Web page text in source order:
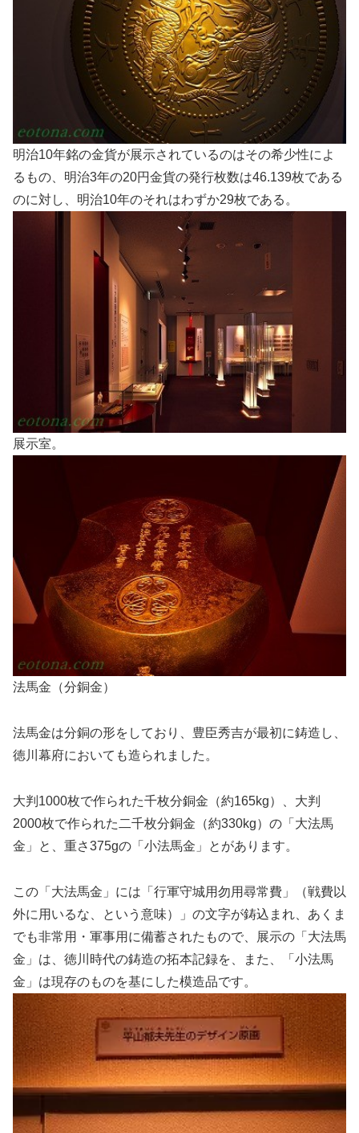
明治10年銘の金貨が展示されているのはその希少性によ
るもの、明治3年の20円金貨の発行枚数は46.139枚である
のに対し、明治10年のそれはわずか29枚である。
展示室。
法馬金（分銅金）
法馬金は分銅の形をしており、豊臣秀吉が最初に鋳造し、
徳川幕府においても造られました。
大判1000枚で作られた千枚分銅金（約165kg）、大判
2000枚で作られた二千枚分銅金（約330kg）の「大法馬
金」と、重さ375gの「小法馬金」とがあります。
この「大法馬金」には「行軍守城用勿用尋常費」（戦費以
外に用いるな、という意味）」の文字が鋳込まれ、あくま
でも非常用・軍事用に備蓄されたもので、展示の「大法馬
金」は、徳川時代の鋳造の拓本記録を、また、「小法馬
金」は現存のものを基にした模造品です。